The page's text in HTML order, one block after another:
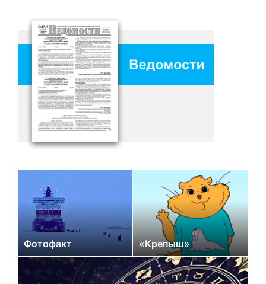
Фотофакт «Крепыш»